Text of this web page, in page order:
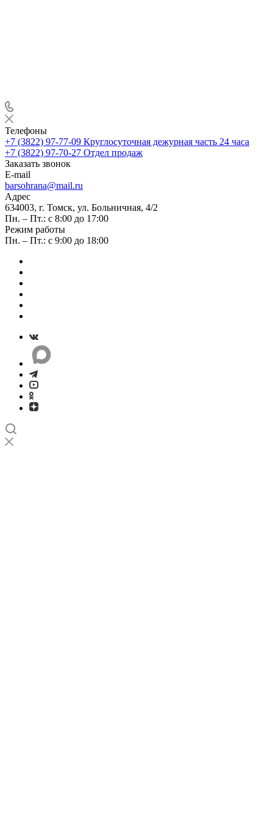
Телефоны
+7 (3822) 97-77-09 Круглосуточная дежурная часть 24 часа
+7 (3822) 97-70-27 Отдел продаж
Заказать звонок
E-mail
barsohrana@mail.ru
Адрес
634003, г. Томск, ул. Больничная, 4/2
Пн. – Пт.: с 8:00 до 17:00
Режим работы
Пн. – Пт.: с 9:00 до 18:00